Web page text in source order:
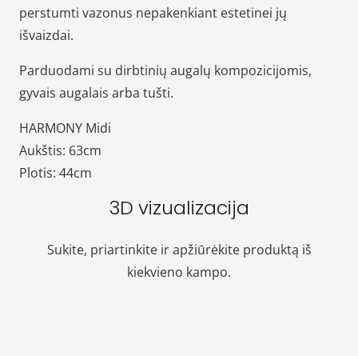
perstumti vazonus nepakenkiant estetinei jų
išvaizdai.
Parduodami su dirbtinių augalų kompozicijomis,
gyvais augalais arba tušti.
HARMONY Midi
Aukštis: 63cm
Plotis: 44cm
3D vizualizacija
Sukite, priartinkite ir apžiūrėkite produktą iš
kiekvieno kampo.